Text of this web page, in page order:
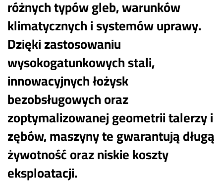
różnych typów gleb, warunków
klimatycznych i systemów uprawy.
Dzięki zastosowaniu
wysokogatunkowych stali,
innowacyjnych łożysk
bezobsługowych oraz
zoptymalizowanej geometrii talerzy i
zębów, maszyny te gwarantują długą
żywotność oraz niskie koszty
eksploatacji.